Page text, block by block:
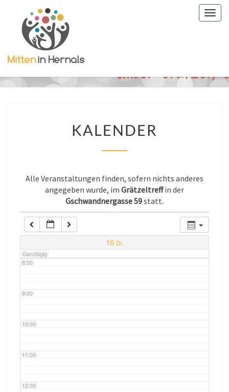
KALENDER
Alle Veranstaltungen finden, sofern nichts anderes
angegeben wurde, im Grätzeltreffin der
Gschwandnergasse 59statt.
16 Di.
Ganztägig
0:00
1:00
2:00
7:00
8:00
9:00
10:00
11:00
12:00